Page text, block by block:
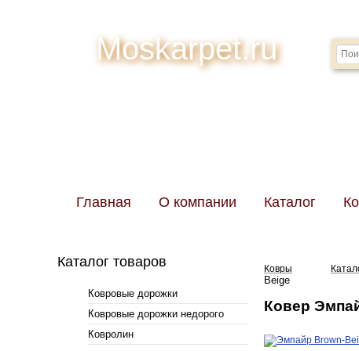
Moskarpet.ru
Главная О компании Каталог
Каталог товаров
Ковровые дорожки
Ковровые дорожки недорого
Ковролин
Ковры
Beige
Ковер